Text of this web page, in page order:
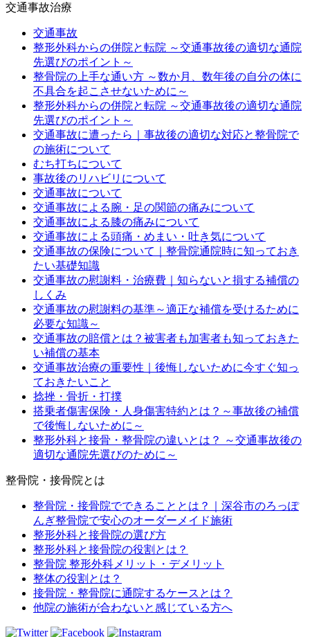
交通事故治療
交通事故
整形外科からの併院と転院 ～交通事故後の適切な通院
先選びのポイント～
整骨院の上手な通い方 ～数か月、数年後の自分の体に
不具合を起こさせないために～
整形外科からの併院と転院 ～交通事故後の適切な通院
先選びのポイント～
交通事故に遭ったら｜事故後の適切な対応と整骨院で
の施術について
むち打ちについて
事故後のリハビリについて
交通事故について
交通事故による腕・足の関節の痛みについて
交通事故による膝の痛みについて
交通事故による頭痛・めまい・吐き気について
交通事故の保険について｜整骨院通院時に知っておき
たい基礎知識
交通事故の慰謝料・治療費｜知らないと損する補償の
しくみ
交通事故の慰謝料の基準～適正な補償を受けるために
必要な知識～
交通事故の賠償とは？被害者も加害者も知っておきた
い補償の基本
交通事故治療の重要性｜後悔しないために今すぐ知っ
ておきたいこと
捻挫・骨折・打撲
搭乗者傷害保険・人身傷害特約とは？～事故後の補償
で後悔しないために～
整形外科と接骨・整骨院の違いとは？ ～交通事故後の
適切な通院先選びのために～
整骨院・接骨院とは
整骨院・接骨院でできることとは？｜深谷市のろっぽ
んぎ整骨院で安心のオーダーメイド施術
整形外科と接骨院の選び方
整形外科と接骨院の役割とは？
整骨院 整形外科メリット・デメリット
整体の役割とは？
接骨院・整骨院に通院するケースとは？
他院の施術が合わないと感じている方へ